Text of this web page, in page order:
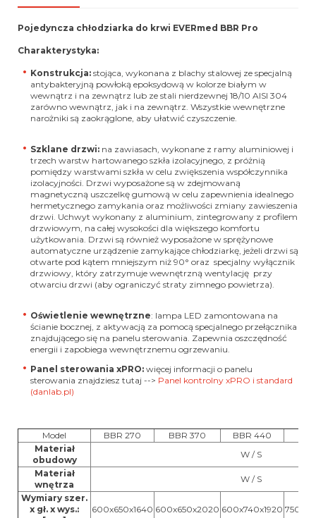
Pojedyncza chłodziarka do krwi EVERmed BBR Pro
Charakterystyka:
Konstrukcja: stojąca, wykonana z blachy stalowej ze specjalną
antybakteryjną powłoką epoksydową w kolorze białym w
wewnątrz i na zewnątrz lub ze stali nierdzewnej 18/10 AISI 304
zarówno wewnątrz, jak i na zewnątrz. Wszystkie wewnętrzne
narożniki są zaokrąglone, aby ułatwić czyszczenie.
Szklane drzwi: na zawiasach, wykonane z ramy aluminiowej i
trzech warstw hartowanego szkła izolacyjnego, z próżnią
pomiędzy warstwami szkła w celu zwiększenia współczynnika
izolacyjności. Drzwi wyposażone są w zdejmowaną
magnetyczną uszczelkę gumową w celu zapewnienia idealnego
hermetycznego zamykania oraz możliwości zmiany zawieszenia
drzwi. Uchwyt wykonany z aluminium, zintegrowany z profilem
drzwiowym, na całej wysokości dla większego komfortu
użytkowania. Drzwi są również wyposażone w sprężynowe
automatyczne urządzenie zamykające chłodziarkę, jeżeli drzwi są
otwarte pod kątem mniejszym niż 90° oraz specjalny wyłącznik
drzwiowy, który zatrzymuje wewnętrzną wentylację przy
otwarciu drzwi (aby ograniczyć straty zimnego powietrza).
Oświetlenie wewnętrzne: lampa LED zamontowana na
ścianie bocznej, z aktywacją za pomocą specjalnego przełącznika
znajdującego się na panelu sterowania. Zapewnia oszczędność
energii i zapobiega wewnętrznemu ogrzewaniu.
Panel sterowania xPRO: więcej informacji o panelu
sterowania znajdziesz tutaj --> Panel kontrolny xPRO i standard
(danlab.pl)
Model BBR 270 BBR 370 BBR 440
Materiał
obudowy
W / S
Materiał
wnętrza
W / S
Wymiary szer.
x gł. x wys.:
600x650x1640 600x650x2020 600x740x1920